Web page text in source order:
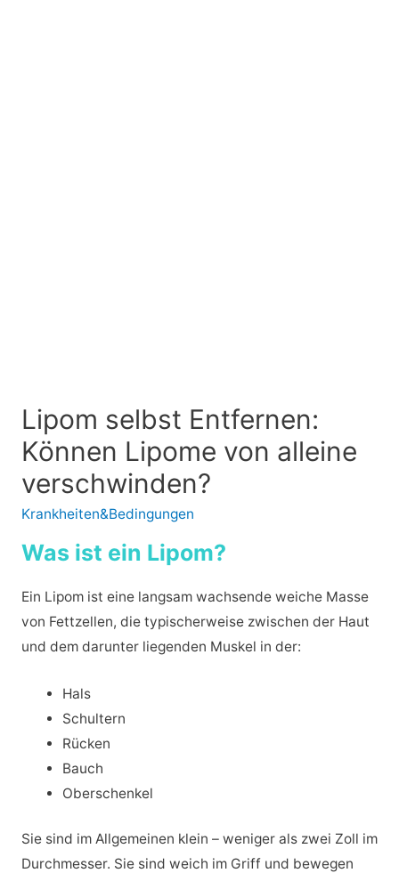
Lipom selbst Entfernen:
Können Lipome von alleine
verschwinden?
Krankheiten&Bedingungen
Was ist ein Lipom?
Ein Lipom ist eine langsam wachsende weiche Masse
von Fettzellen, die typischerweise zwischen der Haut
und dem darunter liegenden Muskel in der:
Hals
Schultern
Rücken
Bauch
Oberschenkel
Sie sind im Allgemeinen klein – weniger als zwei Zoll im
Durchmesser. Sie sind weich im Griff und bewegen